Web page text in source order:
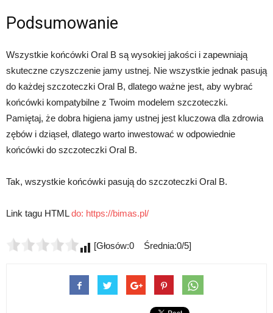
Podsumowanie
Wszystkie końcówki Oral B są wysokiej jakości i zapewniają
skuteczne czyszczenie jamy ustnej. Nie wszystkie jednak pasują
do każdej szczoteczki Oral B, dlatego ważne jest, aby wybrać
końcówki kompatybilne z Twoim modelem szczoteczki.
Pamiętaj, że dobra higiena jamy ustnej jest kluczowa dla zdrowia
zębów i dziąseł, dlatego warto inwestować w odpowiednie
końcówki do szczoteczki Oral B.
Tak, wszystkie końcówki pasują do szczoteczki Oral B.
Link tagu HTMLdo: https://bimas.pl/
[Głosów:0 Średnia:0/5]